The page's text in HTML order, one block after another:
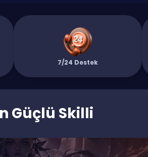
7/24 Destek
Güçlü Skilli